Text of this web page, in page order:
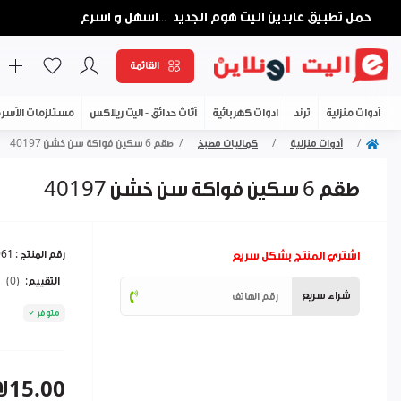
حمل تطبيق عابدين اليت هوم الجديد ...اسهل و اسرع
القائمة
أدوات منزلية ترند ادوات كهربائية أثاث حدائق - اليت ريلاكس مستلزمات
أدوات منزلية كماليات مطبخ طقم 6 سكين فواكة سن خشن 40197
طقم 6 سكين فواكة سن خشن 40197
رقم المنتج :
التقييم: (0)
متوفر
اشتري المنتج بشكل سريع
شراء سريع